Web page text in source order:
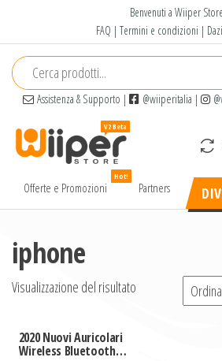
contenuto
Benvenuti a Wiiper Store
FAQ | Termini e condizioni |
Assistenza & Supporto | @wiiperitalia |
alta
Offerte e Promozioni
Hot!
Partners
iphone
Visualizzazione del risultato
2020 Nuovi Auricolari
Wireless Bluetooth